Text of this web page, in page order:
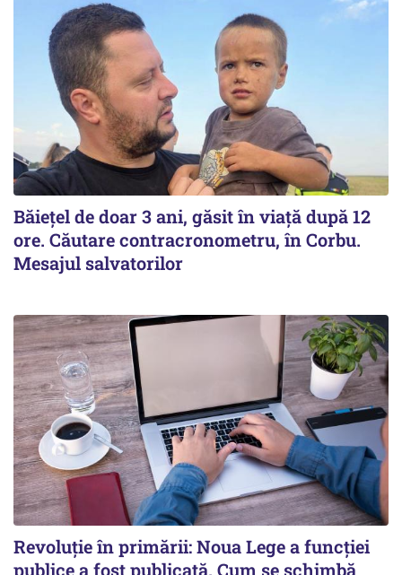
Băiețel de doar 3 ani, găsit în viață după 12
ore. Căutare contracronometru, în Corbu.
Mesajul salvatorilor
Revoluție în primării: Noua Lege a funcției
publice a fost publicată. Cum se schimbă